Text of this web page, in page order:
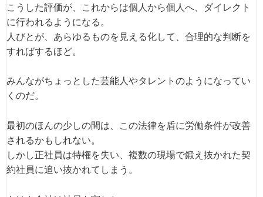
こうした評価が、これからは個人から個人へ、ダイレクト
に行われるようになる。
人びとが、あらゆるものを見える化して、合理的な判断を
すればするほど。
みんながちょっとした芸能人やタレントのようになってい
くのだ。
最初のほんの少しの間は、この法律を盾に労働条件が改善
されるかもしれない。
しかし正社員は特権を失い、複数の現場で鍛え抜かれた契
約社員に追い抜かれてしまう。